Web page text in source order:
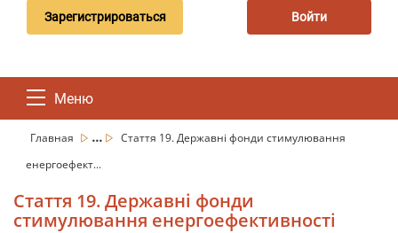
Зарегистрироваться Войти
Меню
Главная ...
Стаття 19. Державні фонди стимулювання
енергоефект...
Стаття 19. Державні фонди
стимулювання енергоефективності